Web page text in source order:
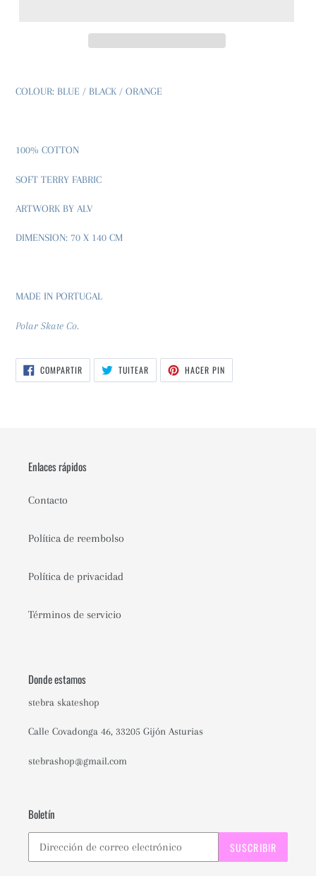
COLOUR: BLUE / BLACK / ORANGE
100% COTTON
SOFT TERRY FABRIC
ARTWORK BY ALV
DIMENSION: 70 X 140 CM
MADE IN PORTUGAL
Polar Skate Co.
COMPARTIRCOMPARTIR
EN
FACEBOOK
TUITEAR TUITEAR
TWITTER
HACER PINPINEAR
EN
PINTEREST
Enlaces rápidos
Contacto
Política de reembolso
Política de privacidad
Términos de servicio
Donde estamos
stebra skateshop
Calle Covadonga 46, 33205 Gijón Asturias
stebrashop@gmail.com
Boletín
SUSCRIBIR